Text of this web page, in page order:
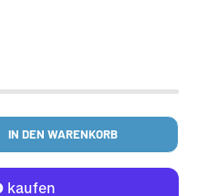
IN DEN WARENKORB